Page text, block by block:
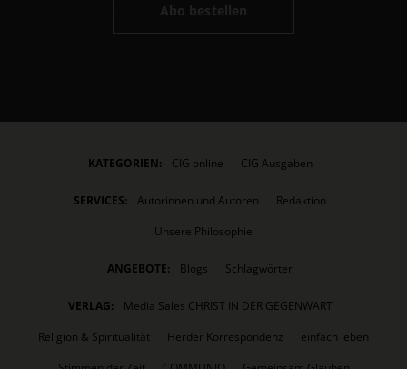
Abo bestellen
KATEGORIEN: CIG online CIG Ausgaben
SERVICES: Autorinnen und Autoren
Redaktion
Unsere Philosophie
ANGEBOTE: Blogs Schlagwörter
VERLAG:
Media Sales CHRIST IN DER GEGENWART
Religion & Spiritualität
Herder Korrespondenz
einfach leben